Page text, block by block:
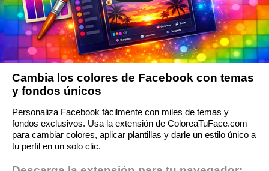
Cambia los colores de Facebook con temas
y fondos únicos
Personaliza Facebook fácilmente con miles de temas y
fondos exclusivos. Usa la extensión de ColoreaTuFace.com
para cambiar colores, aplicar plantillas y darle un estilo único a
tu perfil en un solo clic.